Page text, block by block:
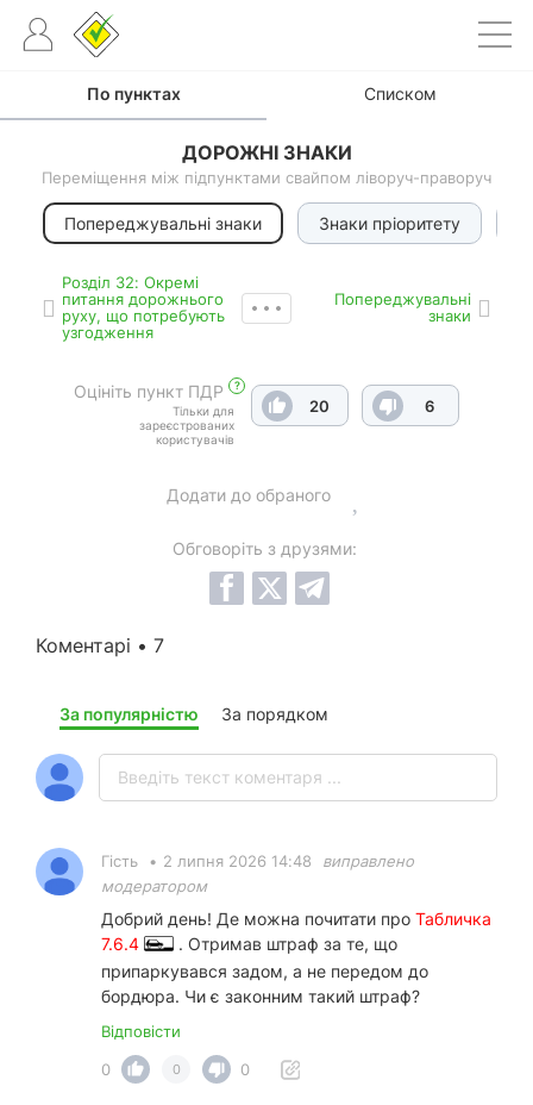
По пунктах Списком
ДОРОЖНІ ЗНАКИ
Переміщення між підпунктами свайпом ліворуч-праворуч
Попереджувальні знаки Знаки пріоритету
Роздiл 32: Окремі
питання дорожнього
руху, що потребують
узгодження
Попереджувальні
знаки
Оцініть пункт ПДР ?
Тільки для
зареєстрованих
користувачів
20 6
Додати до обраного
Обговоріть з друзями:
Коментарі • 7
За популярністю За порядком
Гість • 2 липня 2026 14:48
виправлено
модератором
Добрий день! Де можна почитати про Табличка
7.6.4
. Отримав штраф за те, що
припаркувався задом, а не передом до
бордюра. Чи є законним такий штраф?
Відповісти
0
0 0